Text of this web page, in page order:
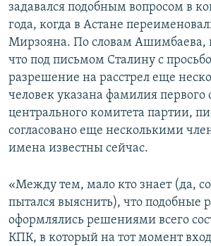
задавался подобным вопросом в
года, когда в Астане
Мирзояна. По словам Ашимбаева,
что под письмом Сталину с
разрешение на расстрел еще
человек указана фамилия первого
центрального комитета партии,
согласовано еще несколькими
имена известны сейчас.
«Между тем, мало кто знает (да,
пытался выяснить), что подобные
оформлялись решениями всего
КПК, в который на тот момент